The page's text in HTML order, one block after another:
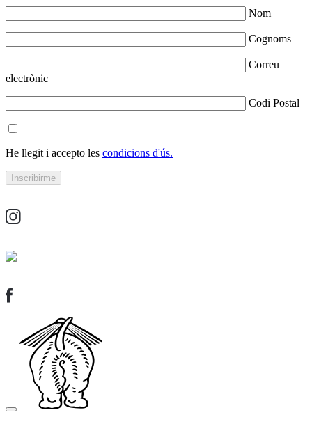
Nom
Cognoms
Correu
electrònic
Codi Postal
He llegit i accepto les condicions d'ús.